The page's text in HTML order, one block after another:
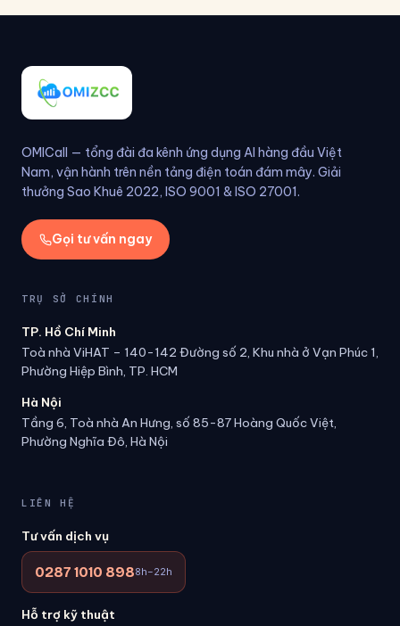
OMICall — tổng đài đa kênh ứng dụng AI hàng đầu Việt
Nam, vận hành trên nền tảng điện toán đám mây. Giải
thưởng Sao Khuê 2022, ISO 9001 & ISO 27001.
Gọi tư vấn ngay
TRỤ SỞ CHÍNH
TP. Hồ Chí Minh
Toà nhà ViHAT – 140-142 Đường số 2, Khu nhà ở Vạn Phúc 1,
Phường Hiệp Bình, TP. HCM
Hà Nội
Tầng 6, Toà nhà An Hưng, số 85-87 Hoàng Quốc Việt,
Phường Nghĩa Đô, Hà Nội
LIÊN HỆ
Tư vấn dịch vụ
0287 1010 8988h–22h
Hỗ trợ kỹ thuật